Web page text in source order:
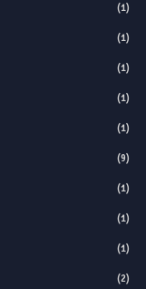
(1)
(1)
(1)
(1)
(1)
(9)
(1)
(1)
(1)
(2)